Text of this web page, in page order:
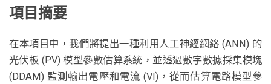
項目摘要
在本項目中，我們將提出一種利用人工神經網絡 (ANN) 的
光伏板 (PV) 模型參數估算系統，並透過數字數據採集模塊
(DDAM) 監測輸出電壓和電流 (VI)，從而估算電路模型參